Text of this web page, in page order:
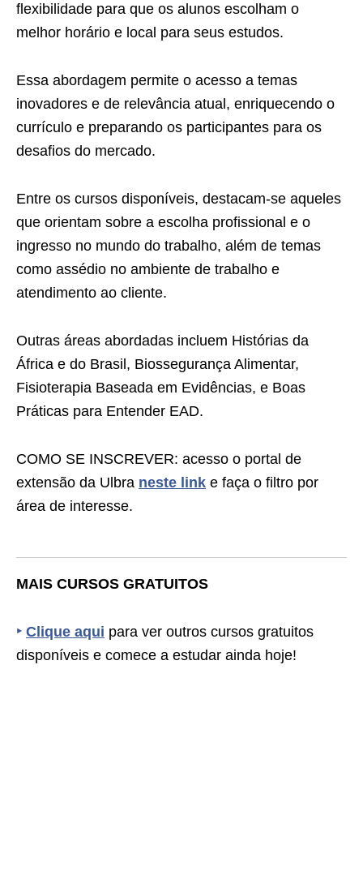
flexibilidade para que os alunos escolham o
melhor horário e local para seus estudos.
Essa abordagem permite o acesso a temas
inovadores e de relevância atual, enriquecendo o
currículo e preparando os participantes para os
desafios do mercado.
Entre os cursos disponíveis, destacam-se aqueles
que orientam sobre a escolha profissional e o
ingresso no mundo do trabalho, além de temas
como assédio no ambiente de trabalho e
atendimento ao cliente.
Outras áreas abordadas incluem Histórias da
África e do Brasil, Biossegurança Alimentar,
Fisioterapia Baseada em Evidências, e Boas
Práticas para Entender EAD.
COMO SE INSCREVER: acesso o portal de
extensão da Ulbra neste link e faça o filtro por
área de interesse.
MAIS CURSOS GRATUITOS
‣ Clique aqui para ver outros cursos gratuitos
disponíveis e comece a estudar ainda hoje!